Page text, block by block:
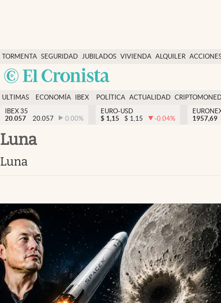
TORMENTA SEGURIDAD
SOCIAL
JUBILADOS VIVIENDA ALQUILER
USA
Economía y finanzas
Política
Actualidad
Criptomonedas
España
ULTIMAS
NOTICIAS
ECONOMÍA
FINANZAS
IBEX
EURO
POLÍTICA ACTUALIDAD
IBEX 35
20.057
20.057 0.00%
EURO-USD
$ 1,15 $ 1,15 -0.04%
1957,69
Luna
Luna